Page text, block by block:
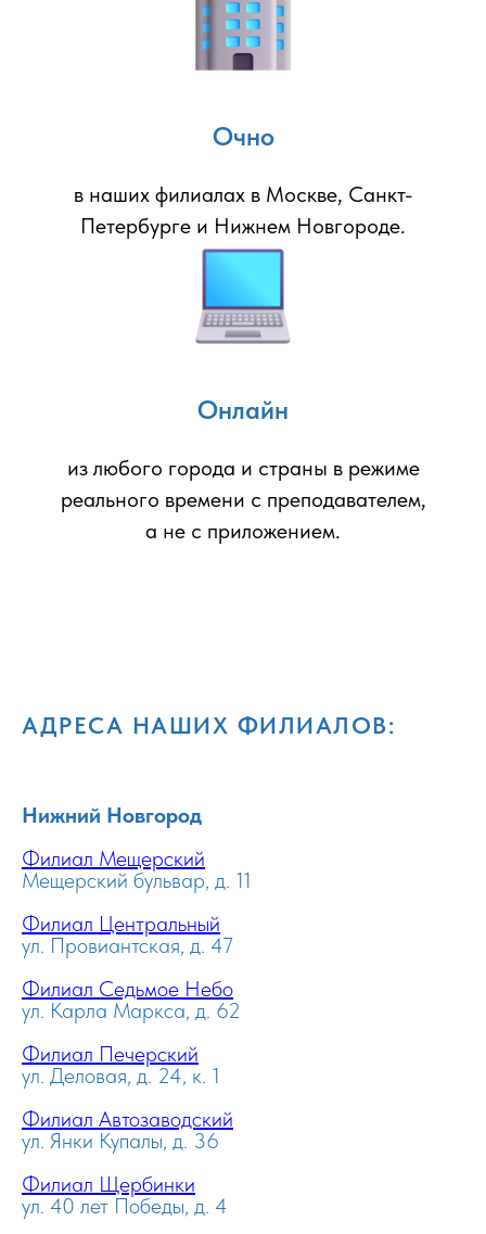
Очно
в наших филиалах в Москве, Санкт-
Петербурге и Нижнем Новгороде.
Онлайн
из любого города и страны в режиме
реального времени с преподавателем,
а не с приложением.
АДРЕСА НАШИХ ФИЛИАЛОВ:
Нижний Новгород
Филиал Мещерский
Мещерский бульвар, д. 11
Филиал Центральный
ул. Провиантская, д. 47
Филиал Седьмое Небо
ул. Карла Маркса, д. 62
Филиал Печерский
ул. Деловая, д. 24, к. 1
Филиал Автозаводский
ул. Янки Купалы, д. 36
Филиал Щербинки
ул. 40 лет Победы, д. 4